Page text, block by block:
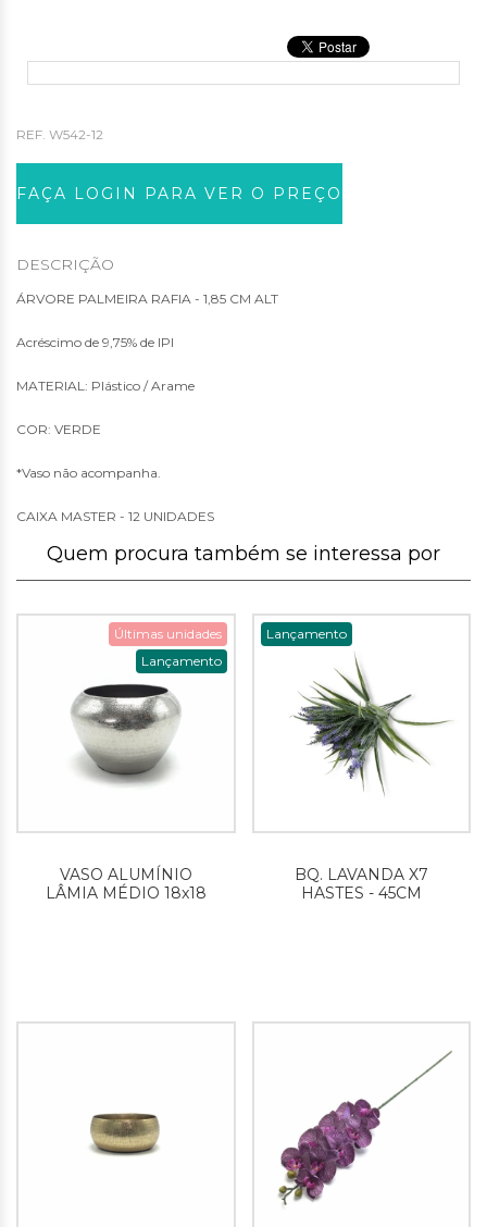
REF. W542-12
DESCRIÇÃO
ÁRVORE PALMEIRA RAFIA - 1,85 CM ALT
Acréscimo de 9,75% de IPI
MATERIAL: Plástico / Arame
COR: VERDE
*Vaso não acompanha.
CAIXA MASTER - 12 UNIDADES
Quem procura também se interessa por
Últimas unidades
Lançamento
VASO ALUMÍNIO
LÂMIA MÉDIO 18x18
Lançamento
BQ. LAVANDA X7
HASTES - 45CM